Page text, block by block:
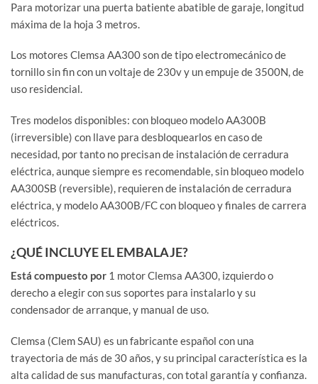
Para motorizar una puerta batiente abatible de garaje, longitud
máxima de la hoja 3 metros.
Los motores Clemsa AA300 son de tipo electromecánico de
tornillo sin fin con un voltaje de 230v y un empuje de 3500N, de
uso residencial.
Tres modelos disponibles: con bloqueo modelo AA300B
(irreversible) con llave para desbloquearlos en caso de
necesidad, por tanto no precisan de instalación de cerradura
eléctrica, aunque siempre es recomendable, sin bloqueo modelo
AA300SB (reversible), requieren de instalación de cerradura
eléctrica, y modelo AA300B/FC con bloqueo y finales de carrera
eléctricos.
¿QUÉ INCLUYE EL EMBALAJE?
Está compuesto por 1 motor Clemsa AA300, izquierdo o
derecho a elegir con sus soportes para instalarlo y su
condensador de arranque, y manual de uso.
Clemsa (Clem SAU) es un fabricante español con una
trayectoria de más de 30 años, y su principal característica es la
alta calidad de sus manufacturas, con total garantía y confianza.